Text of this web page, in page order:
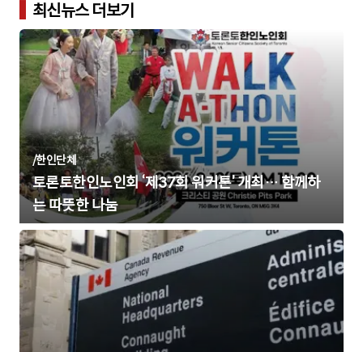
최신뉴스 더보기
/한인단체
토론토한인노인회 ‘제37회 워커톤’ 개최… 함께하
는 따뜻한 나눔